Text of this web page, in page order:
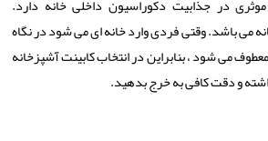
در جذابیت دکوراسیون داخلی خانه دارد.
می باشد. وقتی فردی وارد خانه ای می شود در نگاه
می شود ، بنابراین در انتخاب کابینت آشپزخانه
و دقت کافی به خرج بدهید.